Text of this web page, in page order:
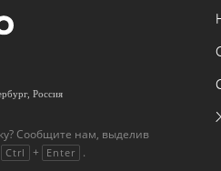
Россия
Сообщите нам, выделив
Ctrl + Enter .